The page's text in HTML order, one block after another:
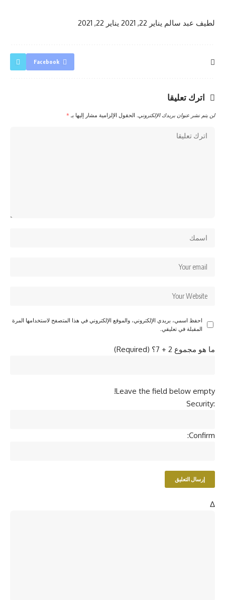
لطيف عبد سالم يناير 22, 2021 يناير 22, 2021
Facebook
اترك تعليقا
لن يتم نشر عنوان بريدك الإلكتروني. الحقول الإلزامية مشار إليها بـ *
احفظ اسمي، بريدي الإلكتروني، والموقع الإلكتروني في هذا المتصفح لاستخدامها المرة
المقبلة في تعليقي.
ما هو مجموع 2 + 7؟ (Required)
Leave the field below empty!
Security:
Confirm:
Δ